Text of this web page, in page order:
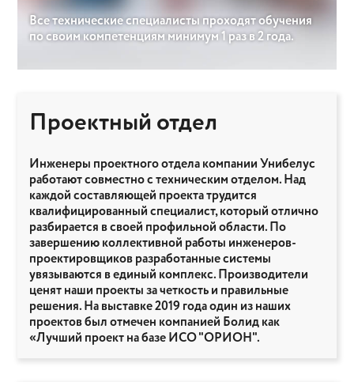
Все технические специалисты проходят обучения
по своим компетенциям минимум 1 раз в 2 года.
Проектный отдел
Инженеры проектного отдела компании Унибелус
работают совместно с техническим отделом. Над
каждой составляющей проекта трудится
квалифицированный специалист, который отлично
разбирается в своей профильной области. По
завершению коллективной работы инженеров-
проектировщиков разработанные системы
увязываются в единый комплекс. Производители
ценят наши проекты за четкость и правильные
решения. На выставке 2019 года один из наших
проектов был отмечен компанией Болид как
«Лучший проект на базе ИСО "ОРИОН".